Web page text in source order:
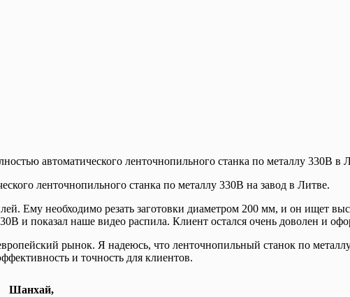
автоматического ленточнопильного станка по металлу 330B в
ленточнопильного станка по металлу 330B на завод в Литве.
Ему необходимо резать заготовки диаметром 200 мм, и он ищет
и показал наше видео распила. Клиент остался очень доволен и
рынок. Я надеюсь, что ленточнопильный станок по
и точность для клиентов.
Шанхай,